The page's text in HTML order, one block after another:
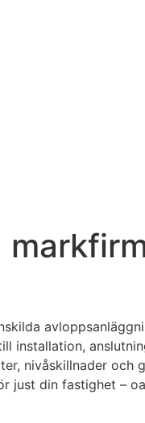
nivåskillnader och
just din fastighet –